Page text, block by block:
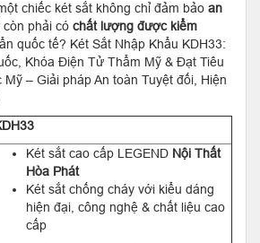
chiếc két sắt không chỉ đảm bảo an
phải có chất lượng được kiểm
quốc tế? Két Sắt Nhập Khẩu KDH33:
Khóa Điện Tử Thẩm Mỹ & Đạt Tiêu
Mỹ – Giải pháp An toàn Tuyệt đối, Hiện
Két sắt cao cấp LEGEND Nội Thất
Hòa Phát
Két sắt chống cháy với kiểu dáng
hiện đại, công nghệ & chất liệu cao
cấp